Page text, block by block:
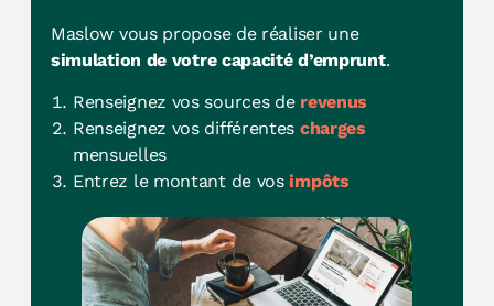
Maslow vous propose de réaliser une
simulation de votre capacité d’emprunt.
Renseignez vos sources de revenus
Renseignez vos différentes charges
mensuelles
Entrez le montant de vosimpôts